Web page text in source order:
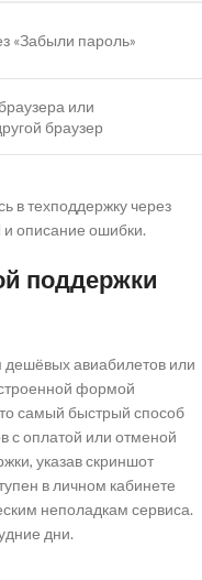
«Забыли пароль»
или
браузер
в техподдержку через
и описание ошибки.
поддержки
дешёвых авиабилетов или
формой
самый быстрый способ
с оплатой или отменой
указав скриншот
в личном кабинете
неполадкам сервиса.
дни.